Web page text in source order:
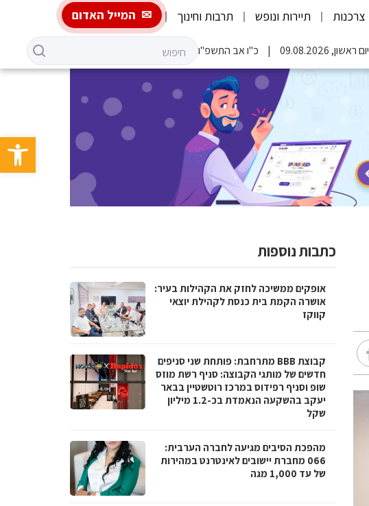
פתח
צרכנות תיירות ונופש תרבות וחינוך המייל האדום
יום ראשון, 09.08.2026 כ"ו אב התשפ"ו
כתבות נוספות
אופקים ממשיכה לחזק את הקהילות בעיר:
אושרה הקמת בית כנסת לקהילת יוצאי
קווקז
קבוצת BBB מתרחבת: פותחת שני סניפים
חדשים של מותגי הקבוצה: סניף רשת מוזס
שופ וסניף רפידוס במרכז רוטשטיין בבאר
יעקב בהשקעה הנאמדת בכ-1.2 מיליון
שקל
מהפכת הסיבים מגיעה לחברה הערבית:
066 מחברת יישובים לאינטרנט במהירות
של עד 1,000 מגה